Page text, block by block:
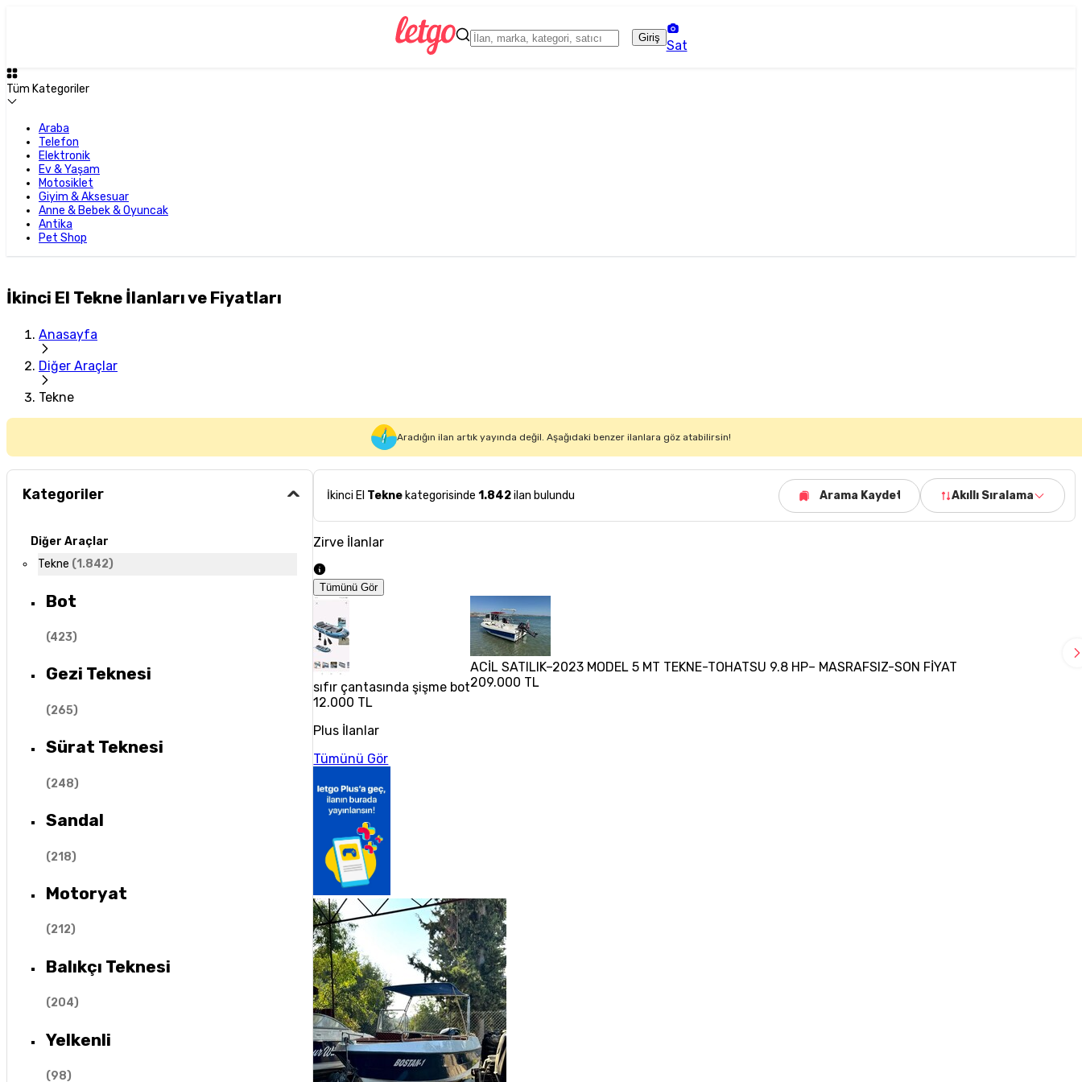
Giriş
Sat
Tüm Kategoriler
Araba
Telefon
Elektronik
Ev & Yaşam
Motosiklet
Giyim & Aksesuar
Anne & Bebek & Oyuncak
Antika
Pet Shop
İkinci El Tekne İlanları ve Fiyatları
Anasayfa
Diğer Araçlar
Tekne
Aradığın ilan artık yayında değil. Aşağıdaki benzer ilanlara göz atabilirsin!
Kategoriler
Diğer Araçlar
Tekne (1.842)
Bot
(423)
Gezi Teknesi
(265)
Sürat Teknesi
(248)
Sandal
(218)
Motoryat
(212)
Balıkçı Teknesi
(204)
Yelkenli
(98)
İkinci El Tekne kategorisinde 1.842ilan bulundu Arama Kaydet Akıllı Sıralama
Zirve İlanlar
Tümünü Gör
sıfır çantasında şişme bot
12.000 TL
ACİL SATILIK–2023 MODEL 5 MT TEKNE-TOHATSU 9.8 HP– MASRAFSIZ-SON FİYAT
209.000 TL
Plus İlanlar
Tümünü Gör